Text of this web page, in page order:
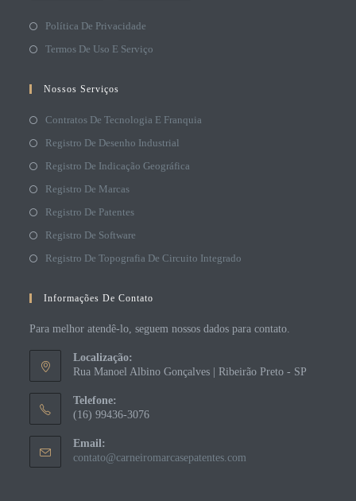
Política De Privacidade
Termos De Uso E Serviço
Nossos Serviços
Contratos De Tecnologia E Franquia
Registro De Desenho Industrial
Registro De Indicação Geográfica
Registro De Marcas
Registro De Patentes
Registro De Software
Registro De Topografia De Circuito Integrado
Informações De Contato
Para melhor atendê-lo, seguem nossos dados para contato.
Localização:
Rua Manoel Albino Gonçalves | Ribeirão Preto - SP
Telefone:
(16) 99436-3076
Email:
contato@carneiromarcasepatentes.com